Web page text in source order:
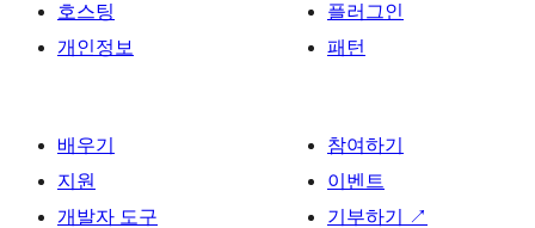
호스팅
개인정보
플러그인
패턴
배우기
지원
개발자 도구
참여하기
이벤트
기부하기
↗